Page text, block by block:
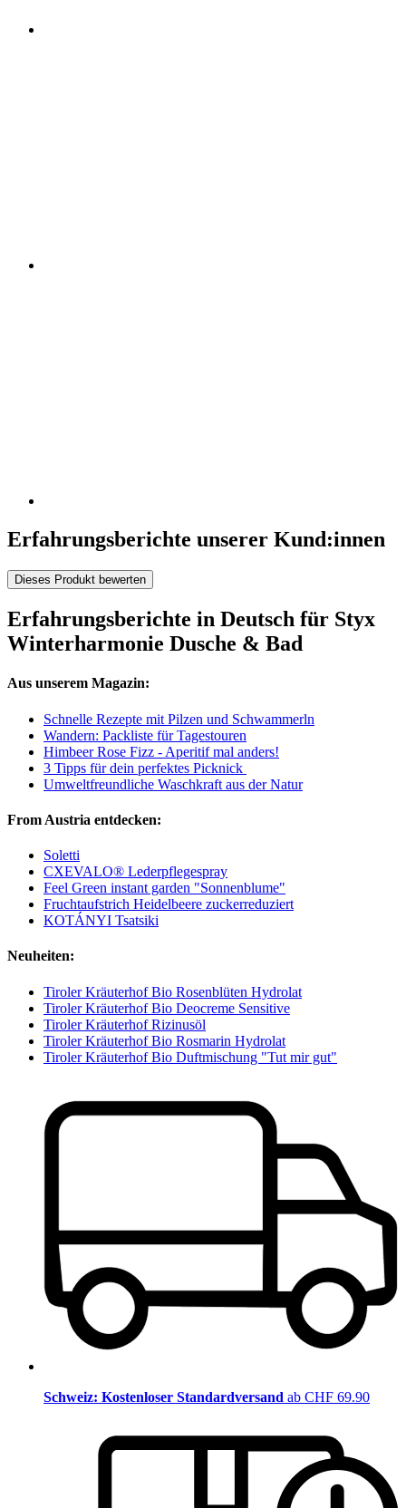
Erfahrungsberichte unserer Kund:innen
Dieses Produkt bewerten
Erfahrungsberichte in Deutsch für Styx
Winterharmonie Dusche & Bad
Aus unserem Magazin:
Schnelle Rezepte mit Pilzen und Schwammerln
Wandern: Packliste für Tagestouren
Himbeer Rose Fizz - Aperitif mal anders!
3 Tipps für dein perfektes Picknick
Umweltfreundliche Waschkraft aus der Natur
From Austria entdecken:
Soletti
CXEVALO® Lederpflegespray
Feel Green instant garden "Sonnenblume"
Fruchtaufstrich Heidelbeere zuckerreduziert
KOTÁNYI Tsatsiki
Neuheiten:
Tiroler Kräuterhof Bio Rosenblüten Hydrolat
Tiroler Kräuterhof Bio Deocreme Sensitive
Tiroler Kräuterhof Rizinusöl
Tiroler Kräuterhof Bio Rosmarin Hydrolat
Tiroler Kräuterhof Bio Duftmischung "Tut mir gut"
Schweiz: Kostenloser Standardversand ab CHF 69.90